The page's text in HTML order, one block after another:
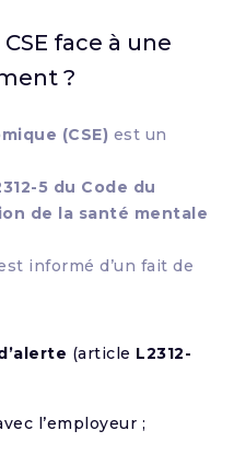
face à une
?
(CSE) est un
5 du Code du
de la santé mentale
informé d’un fait de
(article L2312-
l’employeur ;